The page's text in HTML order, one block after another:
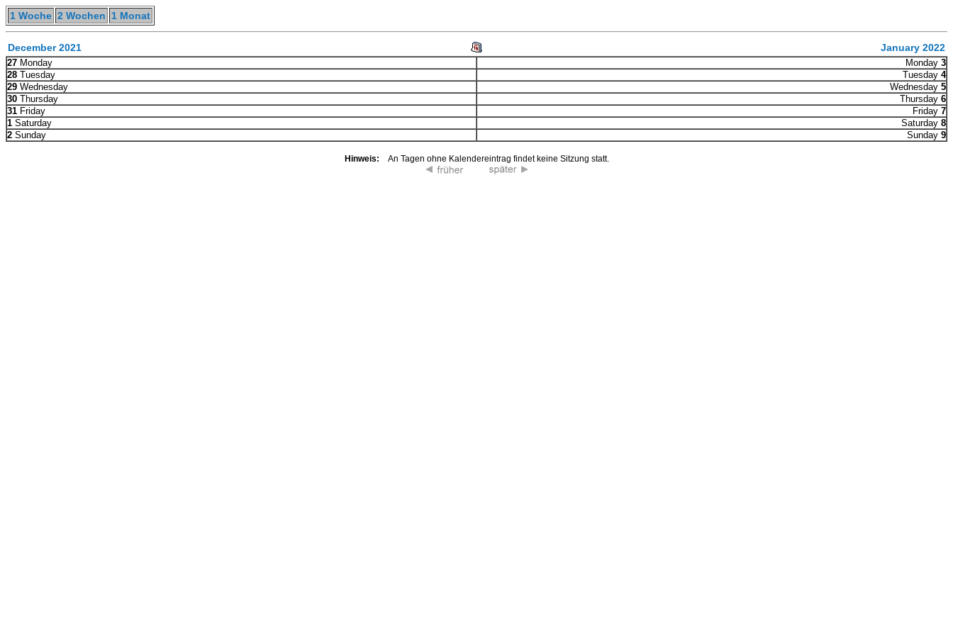
1 Woche 2 Wochen 1 Monat
December 2021 January 2022
27 Monday Monday 3
28 Tuesday Tuesday 4
29 Wednesday Wednesday 5
30 Thursday Thursday 6
31 Friday Friday 7
1 Saturday Saturday 8
2 Sunday Sunday 9
Hinweis: An Tagen ohne Kalendereintrag findet keine Sitzung statt.